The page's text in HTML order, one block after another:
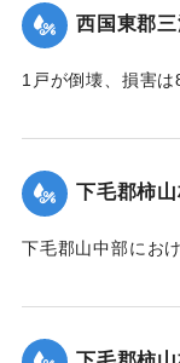
｜固有コード:
西国東郡
1戸が倒壊、損害は
｜固有コード:
下毛郡柿
下毛郡山中部にお
なった。
【出典：大分新聞